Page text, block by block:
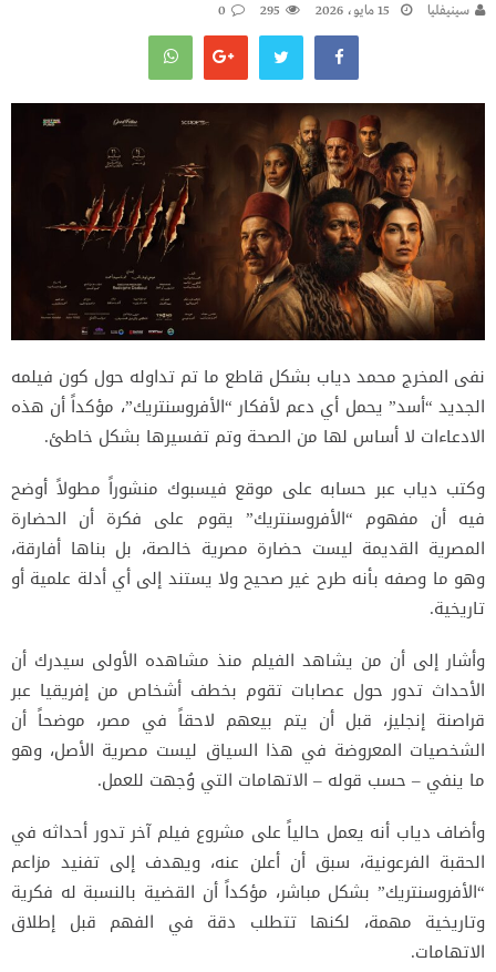
سينيفليا 15 مايو، 2026 295
0
نفى المخرج محمد دياب بشكل قاطع ما تم تداوله حول كون فيلمه
الجديد “أسد” يحمل أي دعم لأفكار “الأفروسنتريك”، مؤكداً أن هذه
الادعاءات لا أساس لها من الصحة وتم تفسيرها بشكل خاطئ.
وكتب دياب عبر حسابه على موقع فيسبوك منشوراً مطولاً أوضح
فيه أن مفهوم “الأفروسنتريك” يقوم على فكرة أن الحضارة
المصرية القديمة ليست حضارة مصرية خالصة، بل بناها أفارقة،
وهو ما وصفه بأنه طرح غير صحيح ولا يستند إلى أي أدلة علمية أو
تاريخية.
وأشار إلى أن من يشاهد الفيلم منذ مشاهده الأولى سيدرك أن
الأحداث تدور حول عصابات تقوم بخطف أشخاص من إفريقيا عبر
قراصنة إنجليز، قبل أن يتم بيعهم لاحقاً في مصر، موضحاً أن
الشخصيات المعروضة في هذا السياق ليست مصرية الأصل، وهو
ما ينفي – حسب قوله – الاتهامات التي وُجهت للعمل.
وأضاف دياب أنه يعمل حالياً على مشروع فيلم آخر تدور أحداثه في
الحقبة الفرعونية، سبق أن أعلن عنه، ويهدف إلى تفنيد مزاعم
“الأفروسنتريك” بشكل مباشر، مؤكداً أن القضية بالنسبة له فكرية
وتاريخية مهمة، لكنها تتطلب دقة في الفهم قبل إطلاق
الاتهامات.